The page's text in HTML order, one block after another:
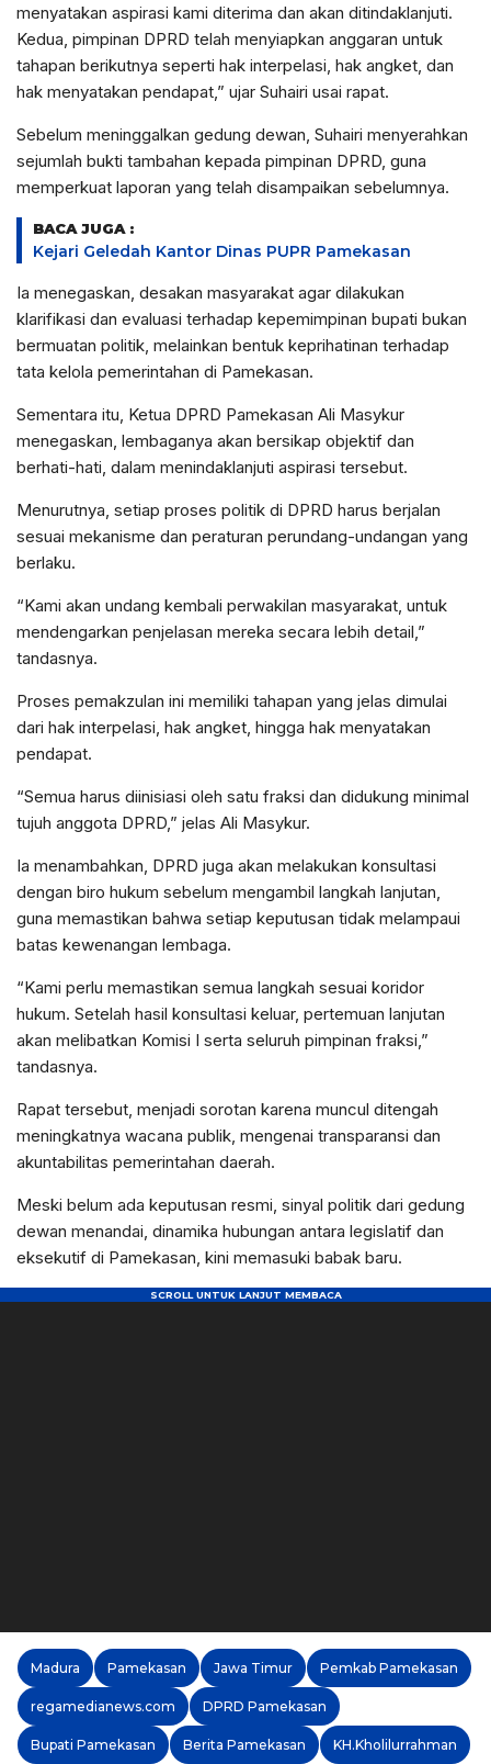
menyatakan aspirasi kami diterima dan akan ditindaklanjuti.
Kedua, pimpinan DPRD telah menyiapkan anggaran untuk
tahapan berikutnya seperti hak interpelasi, hak angket, dan
hak menyatakan pendapat,” ujar Suhairi usai rapat.
Sebelum meninggalkan gedung dewan, Suhairi menyerahkan
sejumlah bukti tambahan kepada pimpinan DPRD, guna
memperkuat laporan yang telah disampaikan sebelumnya.
BACA JUGA :
Kejari Geledah Kantor Dinas PUPR Pamekasan
Ia menegaskan, desakan masyarakat agar dilakukan
klarifikasi dan evaluasi terhadap kepemimpinan bupati bukan
bermuatan politik, melainkan bentuk keprihatinan terhadap
tata kelola pemerintahan di Pamekasan.
Sementara itu, Ketua DPRD Pamekasan Ali Masykur
menegaskan, lembaganya akan bersikap objektif dan
berhati-hati, dalam menindaklanjuti aspirasi tersebut.
Menurutnya, setiap proses politik di DPRD harus berjalan
sesuai mekanisme dan peraturan perundang-undangan yang
berlaku.
“Kami akan undang kembali perwakilan masyarakat, untuk
mendengarkan penjelasan mereka secara lebih detail,”
tandasnya.
Proses pemakzulan ini memiliki tahapan yang jelas dimulai
dari hak interpelasi, hak angket, hingga hak menyatakan
pendapat.
“Semua harus diinisiasi oleh satu fraksi dan didukung minimal
tujuh anggota DPRD,” jelas Ali Masykur.
Ia menambahkan, DPRD juga akan melakukan konsultasi
dengan biro hukum sebelum mengambil langkah lanjutan,
guna memastikan bahwa setiap keputusan tidak melampaui
batas kewenangan lembaga.
“Kami perlu memastikan semua langkah sesuai koridor
hukum. Setelah hasil konsultasi keluar, pertemuan lanjutan
akan melibatkan Komisi I serta seluruh pimpinan fraksi,”
tandasnya.
Rapat tersebut, menjadi sorotan karena muncul ditengah
meningkatnya wacana publik, mengenai transparansi dan
akuntabilitas pemerintahan daerah.
Meski belum ada keputusan resmi, sinyal politik dari gedung
dewan menandai, dinamika hubungan antara legislatif dan
eksekutif di Pamekasan, kini memasuki babak baru.
Madura Pamekasan Jawa Timur Pemkab Pamekasan
regamedianews.com DPRD Pamekasan
Bupati Pamekasan Berita Pamekasan KH.Kholilurrahman